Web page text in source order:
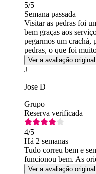
5/5
Semana passada
Visitar as pedras foi
bem graças aos
pegarmos um crachá,
pedras, o que foi
Ver a avaliação
J
Jose D
Grupo
Reserva verificada
4/5
Há 2 semanas
Tudo correu bem e
funcionou bem. As
Ver a avaliação